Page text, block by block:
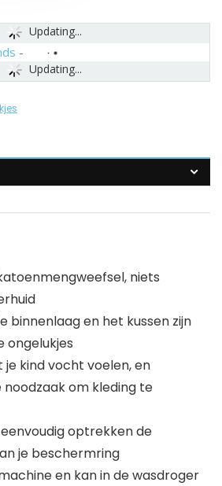
Updating...
Updating...
-
niets
binnenlaag en het kussen zijn
ongelukjes
kind vocht voelen, en
om kleding te
optrekken de
je beschermring
en kan in de wasdroger